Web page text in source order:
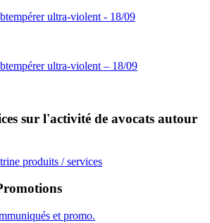
ultra-violent - 18/09
ultra-violent – 18/09
sur l'activité de avocats autour
produits / services
et promo.